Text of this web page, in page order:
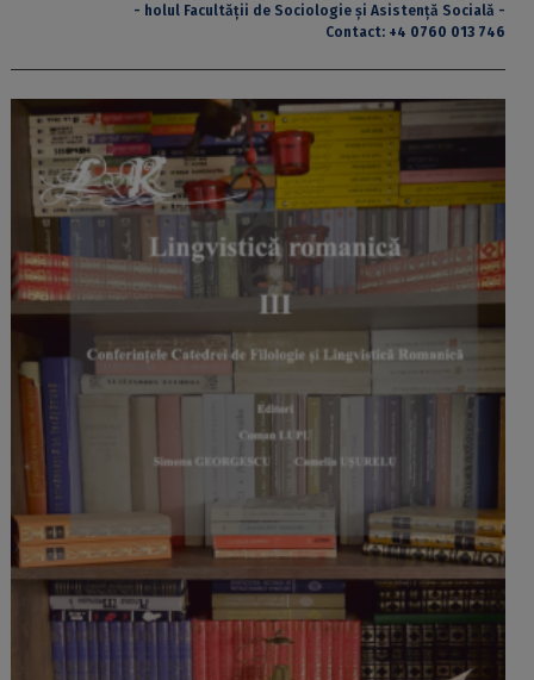
- holul Facultății de Sociologie și Asistență Socială -
Contact: +4 0760 013 746